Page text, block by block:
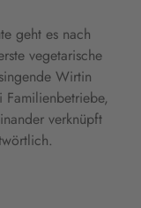
geht es nach
vegetarische
Wirtin
verknüpft